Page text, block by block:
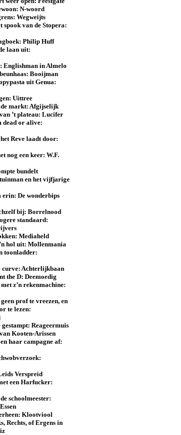
N-woord
Wegweijts
spook van de Stopera:
Philip Huff
laan uit:
Englishman in Almelo
Booijman
uit Genua:
Uittree
markt: Afgijselijk
’t plateau: Lucifer
dead or alive:
Reve laadt door:
nog een keer: W.F.
bundelt
en het vijfjarige
erin: De wonderbips
bij: Borrelnood
standaard:
Mediaheld
hol uit: Mollenmania
toonladder:
curve: Achterlijkbaan
the D: Deemoedig
z’n rekenmachine:
prof te vreezen, en
te lezen:
gestampt: Reageermuis
Kooten-Arissen
haar campagne af:
Verspreid
een Harfucker:
schoolmeester:
Klootviool
Rechts, of Ergens in